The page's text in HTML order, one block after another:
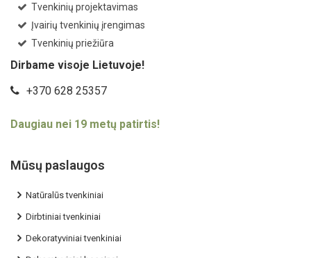
Tvenkinių projektavimas
Įvairių tvenkinių įrengimas
Tvenkinių priežiūra
Dirbame visoje Lietuvoje!
+370 628 25357
Daugiau nei 19 metų patirtis!
Mūsų paslaugos
Natūralūs tvenkiniai
Dirbtiniai tvenkiniai
Dekoratyviniai tvenkiniai